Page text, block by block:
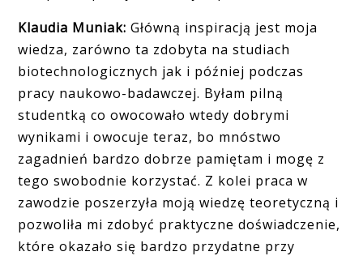
Klaudia Muniak:Główną inspiracją jest moja
wiedza, zarówno ta zdobyta na studiach
biotechnologicznych jak i później podczas
pracy naukowo-badawczej. Byłam pilną
studentką co owocowało wtedy dobrymi
wynikami i owocuje teraz, bo mnóstwo
zagadnień bardzo dobrze pamiętam i mogę z
tego swobodnie korzystać. Z kolei praca w
zawodzie poszerzyła moją wiedzę teoretyczną i
pozwoliła mi zdobyć praktyczne doświadczenie,
które okazało się bardzo przydatne przy